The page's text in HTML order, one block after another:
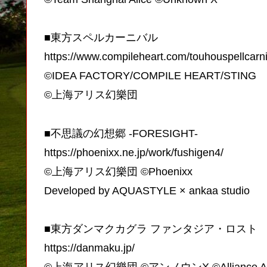
■東方スペルカーニバル
https://www.compileheart.com/
©IDEA FACTORY/COMPILE HEART/STING
©上海アリス幻樂団
■不思議の幻想郷 -FORESIGHT-
https://phoenixx.ne.jp/work/fushigen4/
©上海アリス幻樂団 ©Phoenixx
Developed by AQUASTYLE × ankaa studio
■東方ダンマクカグラ ファンタジア・ロスト
https://danmaku.jp/